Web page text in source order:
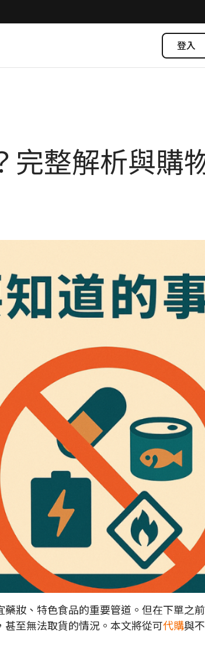
登入
完整解析與購
藥妝、特色食品的重要管道。但在下單之
至無法取貨的情況。本文將從可代購與